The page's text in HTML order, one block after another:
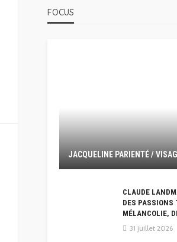
FOCUS
JACQUELINE PARIENTÉ /
CLAUDE
DES PASSIONS
MÉLANCOLIE,
31 juillet 2026